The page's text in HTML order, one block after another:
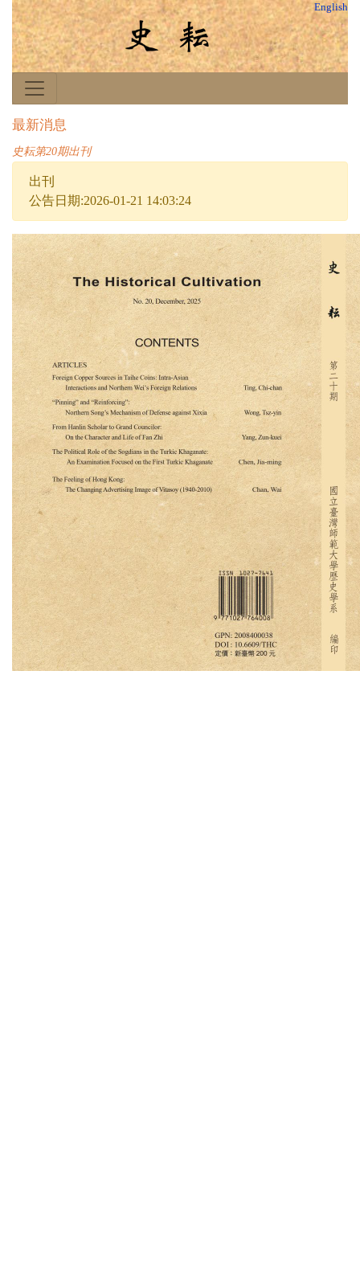
English
最新消息
史耘第20期出刊
出刊
公告日期:2026-01-21 14:03:24